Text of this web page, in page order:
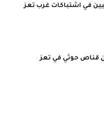
قناص حوثي في تعز